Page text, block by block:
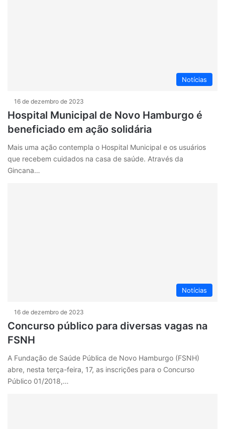
Notícias
16 de dezembro de 2023
Hospital Municipal de Novo Hamburgo é
beneficiado em ação solidária
Mais uma ação contempla o Hospital Municipal e os usuários
que recebem cuidados na casa de saúde. Através da
Gincana…
Notícias
16 de dezembro de 2023
Concurso público para diversas vagas na
FSNH
A Fundação de Saúde Pública de Novo Hamburgo (FSNH)
abre, nesta terça-feira, 17, as inscrições para o Concurso
Público 01/2018,…